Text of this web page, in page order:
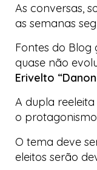
As conversas,
as semanas
Fontes do Blog
quase não
Erivelto
A dupla
o
O tema deve
eleitos serão